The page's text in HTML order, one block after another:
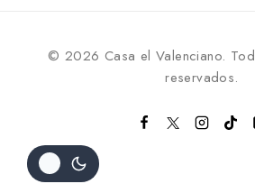
© 2026 Casa el Valenciano.
reservados.